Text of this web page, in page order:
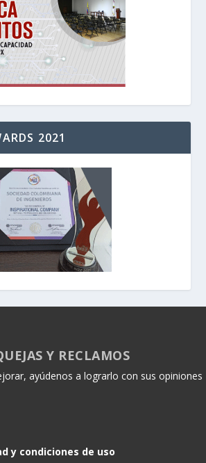
2021
Y RECLAMOS
ayúdenos a lograrlo con sus opiniones
y condiciones de uso